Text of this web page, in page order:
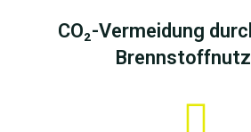
CO₂-Vermeidung